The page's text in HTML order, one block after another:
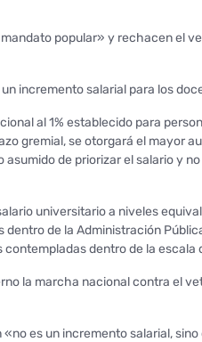
popular» y rechacen el
incremento salarial para los
al 1% establecido para
gremial, se otorgará el mayor
de priorizar el salario y
universitario a niveles
de la Administración
dentro de la escala
la marcha nacional contra el
es un incremento salarial,